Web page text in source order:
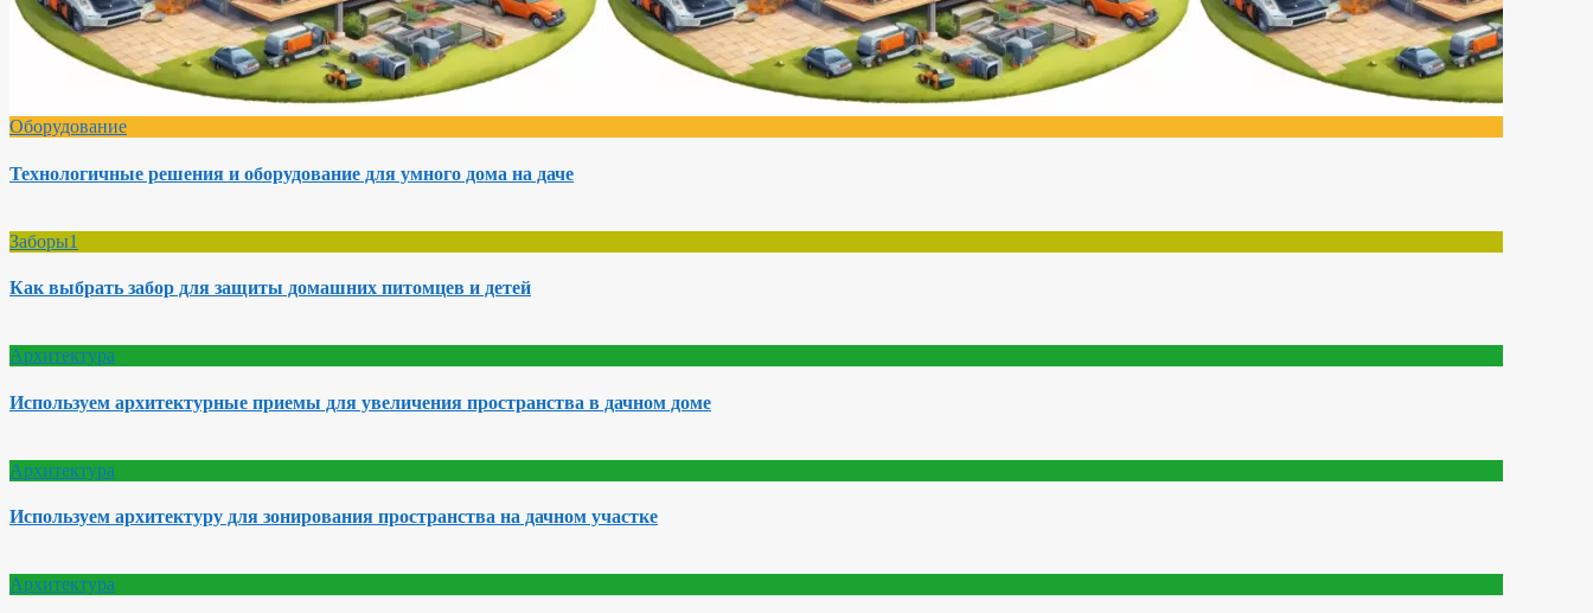
Оборудование
Технологичные решения и оборудование для умного дома на даче
Заборы1
Как выбрать забор для защиты домашних питомцев и детей
Архитектура
Используем архитектурные приемы для увеличения пространства в дачном доме
Архитектура
Используем архитектуру для зонирования пространства на дачном участке
Архитектура